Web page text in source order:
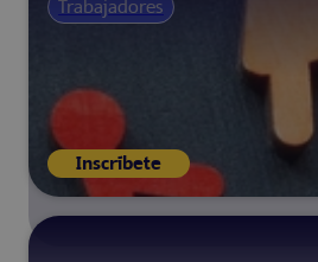
Trabajadores
Inscríbete